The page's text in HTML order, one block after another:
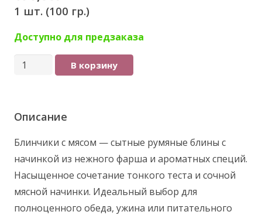
1 шт. (100 гр.)
Доступно для предзаказа
Количество
с
В корзину
Описание
Блинчики с мясом — сытные румяные блины с
начинкой из нежного фарша и ароматных специй.
Насыщенное сочетание тонкого теста и сочной
мясной начинки. Идеальный выбор для
полноценного обеда, ужина или питательного